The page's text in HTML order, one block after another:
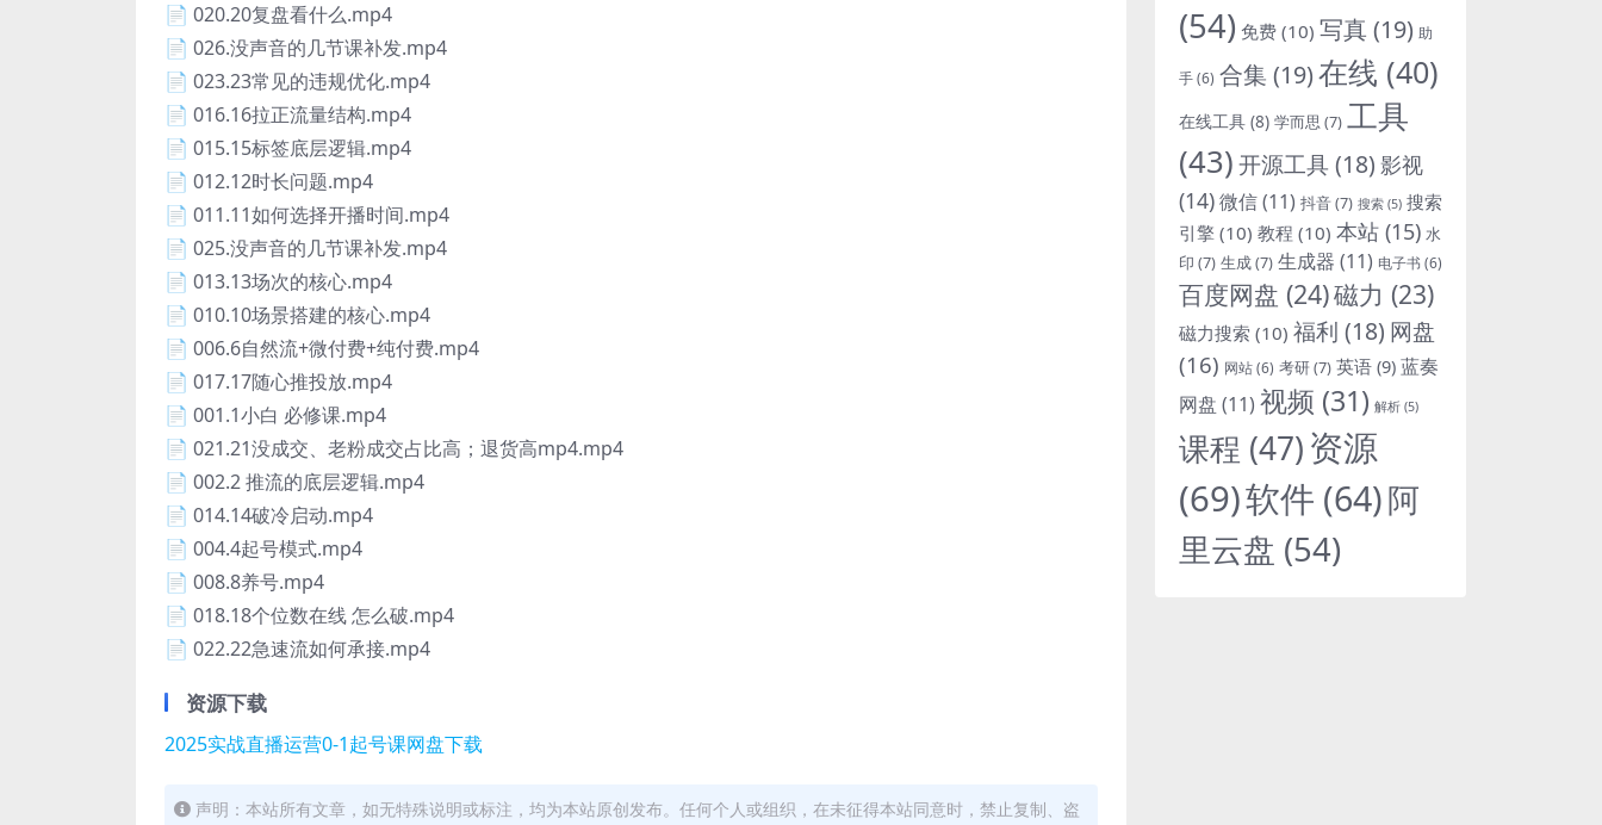
📄 020.20复盘看什么.mp4
📄 026.没声音的几节课补发.mp4
📄 023.23常见的违规优化.mp4
📄 016.16拉正流量结构.mp4
📄 015.15标签底层逻辑.mp4
📄 012.12时长问题.mp4
📄 011.11如何选择开播时间.mp4
📄 025.没声音的几节课补发.mp4
📄 013.13场次的核心.mp4
📄 010.10场景搭建的核心.mp4
📄 006.6自然流+微付费+纯付费.mp4
📄 017.17随心推投放.mp4
📄 001.1小白 必修课.mp4
📄 021.21没成交、老粉成交占比高；退货高mp4.mp4
📄 002.2 推流的底层逻辑.mp4
📄 014.14破冷启动.mp4
📄 004.4起号模式.mp4
📄 008.8养号.mp4
📄 018.18个位数在线 怎么破.mp4
📄 022.22急速流如何承接.mp4
资源下载
2025实战直播运营0-1起号课网盘下载
声明：本站所有文章，如无特殊说明或标注，均为本站原创发布。任何个人或组织，在未征得本站同意时，禁止复制、盗
(54) 免费 (10) 写真 (19) 助
手(6) 合集 (19)在线 (40)
在线工具 (8) 学而思 (7) 工具
(43)开源工具(18) 影视
(14)微信(11) 抖音(7) 搜索 (5) 搜索
引擎 (10) 教程 (10) 本站 (15) 水
印 (7) 生成(7) 生成器 (11) 电子书(6)
百度网盘 (24)磁力 (23)
磁力搜索 (10) 福利 (18) 网盘
(16) 网站(6) 考研(7) 英语 (9) 蓝奏
网盘 (11) 视频 (31) 解析 (5)
课程 (47)资源
(69)软件 (64)阿
里云盘 (54)